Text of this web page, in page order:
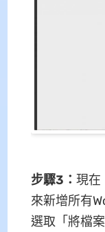
步驟3： 現在
來新增所有
選取「將檔